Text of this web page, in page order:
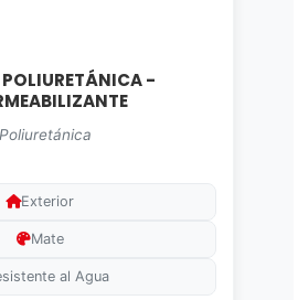
POLIURETÁNICA -
Exterior
Mate
al Agua